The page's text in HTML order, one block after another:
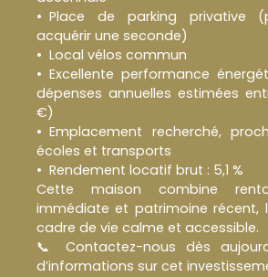
Place de parking privative
acquérir une seconde)
Local vélos commun
Excellente performance
dépenses annuelles estimées
€)
Emplacement recherché,
écoles et transports
Rendement locatif brut : 5,1 %
Cette maison combine
immédiate et patrimoine récent,
cadre de vie calme et accessible.
📞 Contactez-nous dès
d’informations sur cet